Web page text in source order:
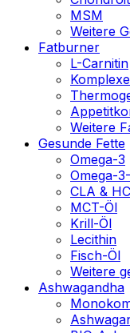
MSM
Weitere
Fatburner
L-Carnitin
Weitere
Gesunde Fette
Omega-3
Omega-
CLA &
MCT-Öl
Krill-Öl
Lecithin
Fisch-Öl
Weitere
Ashwagandha